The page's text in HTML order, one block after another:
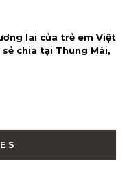
lai của trẻ em Việt
chia tại Thung Mài,